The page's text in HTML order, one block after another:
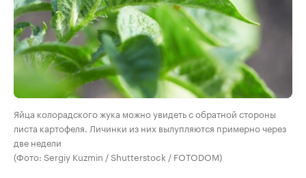
Яйца колорадского жука можно увидеть с обратной стороны
листа картофеля. Личинки из них вылупляются примерно через
две недели
(Фото: Sergiy Kuzmin / Shutterstock / FOTODOM)